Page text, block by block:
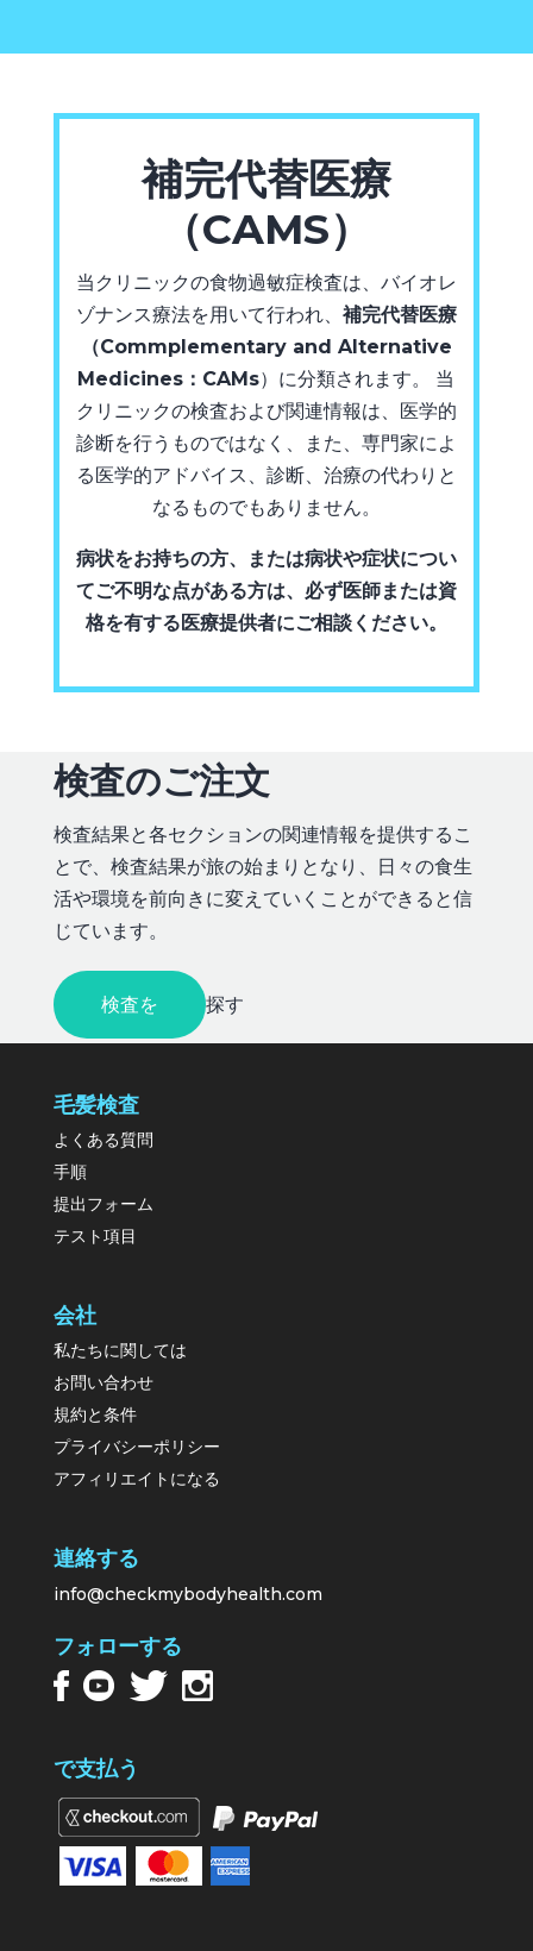
補完代替医療
（CAMS）
当クリニックの食物過敏症検査は、バイオレ
ゾナンス療法を用いて行われ、 補完代替医療
（Commplementary and Alternative
Medicines：CAMs）に分類されます。 当
クリニックの検査および関連情報は、医学的
診断を行うものではなく、また、専門家によ
る医学的アドバイス、診断、治療の代わりと
なるものでもありません。
病状をお持ちの方、または病状や症状につい
てご不明な点がある方は、必ず医師または資
格を有する医療提供者にご相談ください。
検査のご注文
検査結果と各セクションの関連情報を提供するこ
とで、検査結果が旅の始まりとなり、日々の食生
活や環境を前向きに変えていくことができると信
じています。
検査を 探す
毛髪検査
よくある質問
手順
提出フォーム
テスト項目
会社
私たちに関しては
お問い合わせ
規約と条件
プライバシーポリシー
アフィリエイトになる
連絡する
info@checkmybodyhealth.com
フォローする
で支払う